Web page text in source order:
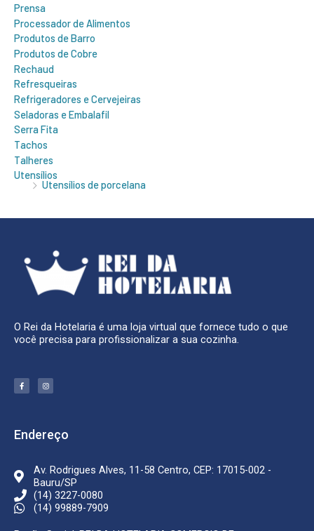
Prensa
Processador de Alimentos
Produtos de Barro
Produtos de Cobre
Rechaud
Refresqueiras
Refrigeradores e Cervejeiras
Seladoras e Embalafil
Serra Fita
Tachos
Talheres
Utensílios
Utensílios de porcelana
O Rei da Hotelaria é uma loja virtual que fornece tudo o que
você precisa para profissionalizar a sua cozinha.
F
a
c
k
-
I
n
s
m
Endereço
Av. Rodrigues Alves, 11-58 Centro, CEP: 17015-002 -
Bauru/SP
(14) 3227-0080
(14) 99889-7909